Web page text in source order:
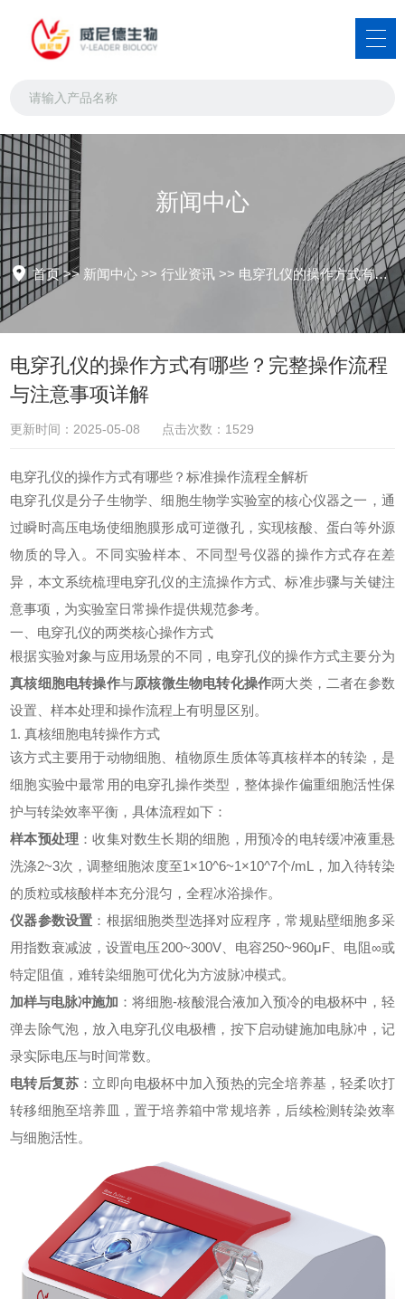
新闻中心
首页>> 新闻中心 >>行业资讯 >> 电穿孔仪的操作方式有哪些？完整操作流程与注意事项详解
电穿孔仪的操作方式有哪些？完整操作流程
与注意事项详解
更新时间：2025-05-08 点击次数：1529
电穿孔仪的操作方式有哪些？标准操作流程全解析
电穿孔仪是分子生物学、细胞生物学实验室的核心仪器之一，通
过瞬时高压电场使细胞膜形成可逆微孔，实现核酸、蛋白等外源
物质的导入。不同实验样本、不同型号仪器的操作方式存在差
异，本文系统梳理电穿孔仪的主流操作方式、标准步骤与关键注
意事项，为实验室日常操作提供规范参考。
一、电穿孔仪的两类核心操作方式
根据实验对象与应用场景的不同， 电穿孔仪的操作方式主要分为
真核细胞电转操作与原核微生物电转化操作两大类，二者在参数
设置、样本处理和操作流程上有明显区别。
1. 真核细胞电转操作方式
该方式主要用于动物细胞、植物原生质体等真核样本的转染，是
细胞实验中最常用的电穿孔操作类型，整体操作偏重细胞活性保
护与转染效率平衡，具体流程如下：
样本预处理 ：收集对数生长期的细胞，用预冷的电转缓冲液重悬
洗涤2~3次，调整细胞浓度至1×10^6~1×10^7个/mL，加入待转染
的质粒或核酸样本充分混匀，全程冰浴操作。
仪器参数设置 ：根据细胞类型选择对应程序，常规贴壁细胞多采
用指数衰减波，设置电压200~300V、电容250~960μF、电阻∞或
特定阻值，难转染细胞可优化为方波脉冲模式。
加样与电脉冲施加 ：将细胞-核酸混合液加入预冷的电极杯中，轻
弹去除气泡，放入 电穿孔仪电极槽，按下启动键施加电脉冲，记
录实际电压与时间常数。
电转后复苏 ：立即向电极杯中加入预热的完全培养基，轻柔吹打
转移细胞至培养皿，置于培养箱中常规培养，后续检测转染效率
与细胞活性。